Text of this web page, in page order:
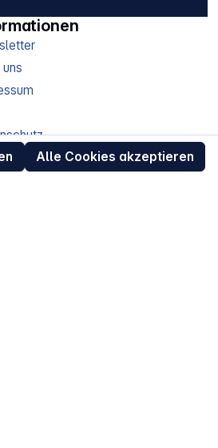
für Verbraucher
Alle Cookies akzeptieren